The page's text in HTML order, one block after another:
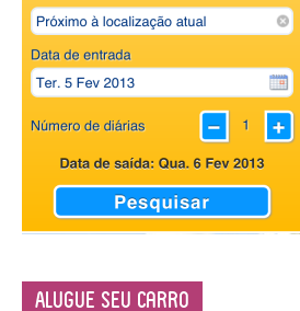
Alugue seu Carro